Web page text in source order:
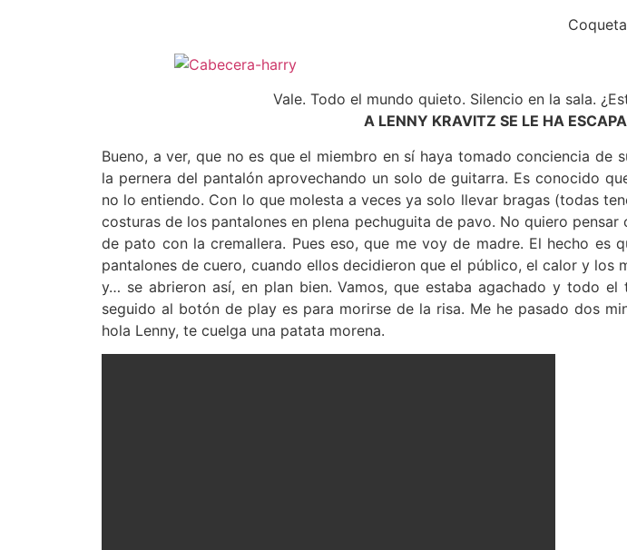
Vale. Todo el mundo quieto. Silencio en la sala.
A LENNY KRAVITZ SE LE HA
Bueno, a ver, que no es que el miembro en sí haya tomado conciencia
la pernera del pantalón aprovechando un solo de guitarra. Es conocido
no lo entiendo. Con lo que molesta a veces ya solo llevar bragas (todas
costuras de los pantalones en plena pechuguita de pavo. No quiero
de pato con la cremallera. Pues eso, que me voy de madre. El hecho
pantalones de cuero, cuando ellos decidieron que el público, el calor y
y… se abrieron así, en plan bien. Vamos, que estaba agachado y todo
seguido al botón de play es para morirse de la risa. Me he pasado dos
hola Lenny, te cuelga una patata morena.